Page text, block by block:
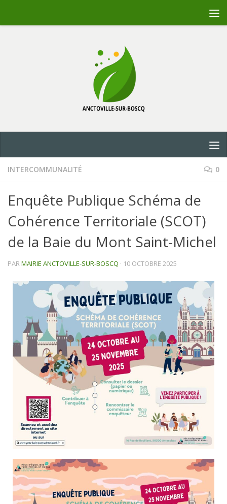
INTERCOMMUNALITÉ 0
Enquête Publique Schéma de
Cohérence Territoriale (SCOT)
de la Baie du Mont Saint-Michel
PARMAIRIE ANCTOVILLE-SUR-BOSCQ · 10 OCTOBRE 2025